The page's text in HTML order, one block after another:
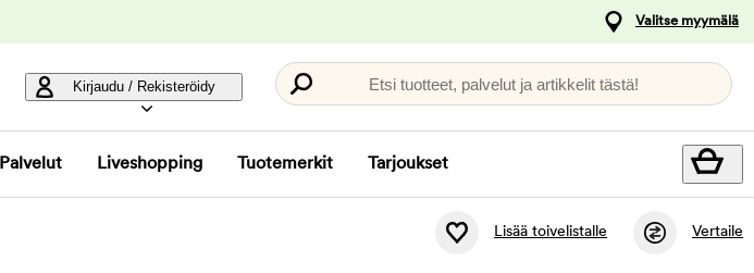
Valitse myymälä
Kirjaudu / Rekisteröidy Etsi tuotteet, palvelut ja artikkelit tästä!
Palvelut Liveshopping Tuotemerkit Tarjoukset
Lisää toivelistalle Vertaile